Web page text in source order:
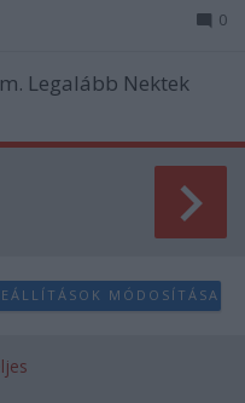
0
Legalább Nektek
MÓDOSÍTÁSA